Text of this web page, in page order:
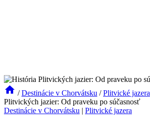
/ Destinácie v Chorvátsku / Plitvické jazera
Plitvických jazier: Od praveku po súčasnosť
Destinácie v Chorvátsku | Plitvické jazera